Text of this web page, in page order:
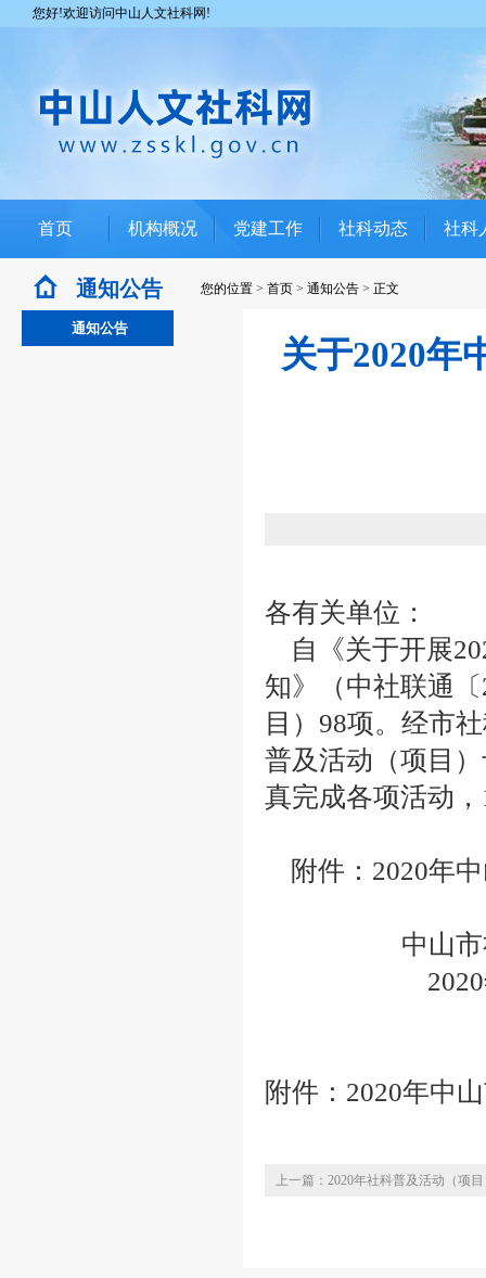
您好!欢迎访问中山人文社科网!
首页 机构概况 党建工作 社科动态 社科
通知公告 您的位置 > 首页 > 通知公告 > 正文
通知公告
关于2020年
各有关单位：
自《关于开展
知》（中社联通
目）98项。经市
普及活动（项目
真完成各项活动
附件：2020年
中山市社会
2020年6
附件：2020年中
上一篇：2020年社科普及活动（项